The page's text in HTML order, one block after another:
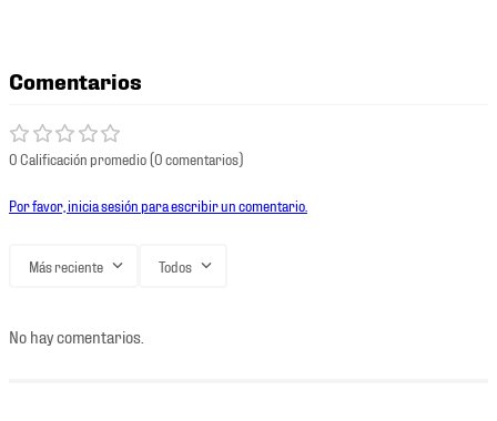
Comentarios
0 Calificación promedio(0 comentarios)
Por favor, inicia sesión para escribir un comentario.
Más reciente Todos
No hay comentarios.